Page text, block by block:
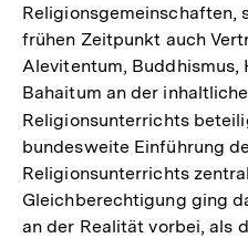
Religionsgemeinschaften,
frühen Zeitpunkt auch
Alevitentum, Buddhismus,
Bahaitum an der
Religionsunterrichts
bundesweite Einführung
Religionsunterrichts
Gleichberechtigung ging
an der Realität vorbei, als